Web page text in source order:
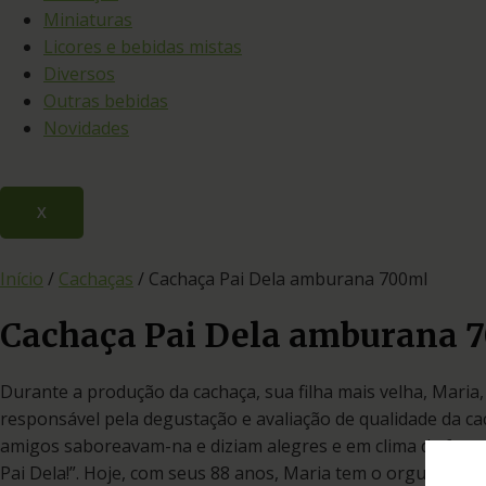
Miniaturas
Licores e bebidas mistas
Diversos
Outras bebidas
Novidades
X
Início / Cachaças / Cachaça Pai Dela amburana 700ml
Cachaça Pai Dela amburana
Durante a produção da cachaça, sua filha mais velha,
responsável pela degustação e avaliação de qualidade da
amigos saboreavam-na e diziam alegres e em clima de
Pai Dela!”. Hoje, com seus 88 anos, Maria tem o orgulho de